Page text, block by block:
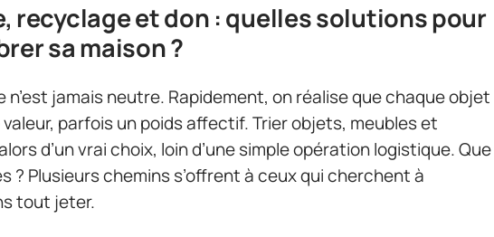
recyclage et don : quelles solutions pour
sa maison ?
n’est jamais neutre. Rapidement, on réalise que chaque objet
parfois un poids affectif. Trier objets, meubles et
d’un vrai choix, loin d’une simple opération logistique. Que
? Plusieurs chemins s’offrent à ceux qui cherchent à
tout jeter.